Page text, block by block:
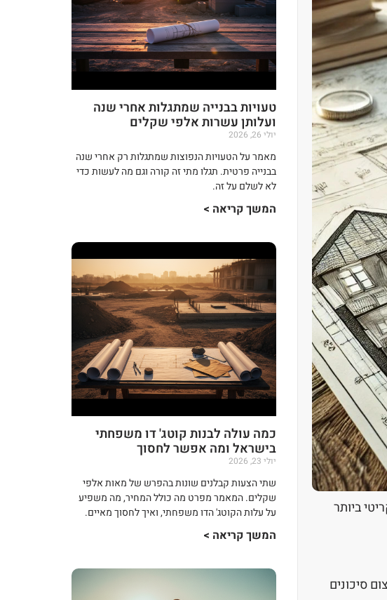
ביותר
סיכונים
טעויות בבנייה שמתגלות אחרי שנה
ועלותן עשרות אלפי שקלים
יולי 26, 2026
מאמר על הטעויות הנפוצות שמתגלות רק אחרי שנה
בבנייה פרטית. תגלו מתי זה קורה וגם מה לעשות כדי
לא לשלם על זה.
המשך קריאה >
כמה עולה לבנות קוטג' דו משפחתי
בישראל ומה אפשר לחסוך
יולי 23, 2026
שתי הצעות קבלנים שונות בהפרש של מאות אלפי
שקלים. המאמר מפרט מה כולל המחיר, מה משפיע
על עלות הקוטג' הדו משפחתי, ואיך לחסוך מאיים.
המשך קריאה >